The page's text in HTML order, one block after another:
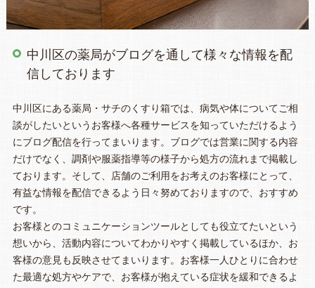
中川区の薬局がブログを通して様々な情報を配
信しております
中川区にある薬局・サチのくすり箱では、病気や体についてご相
談がしたいというお客様へ各種サービスを知っていただけるよう
にブログ配信を行ってまいります。ブログでは営業に関する内容
だけでなく、調剤や服薬指導等の様子から処方の流れまで掲載し
ております。そして、店舗のご利用をお考えのお客様にとって、
有益な情報を配信できるよう日々努めておりますので、おすすめ
です。
お客様とのコミュニケーションツールとしても役立てたいという
想いから、活動内容についてわかりやすく掲載しているほか、お
客様の意見も反映させてまいります。お客様一人ひとりに合わせ
た最適な処方やケアで、お客様が抱えている症状を緩和できるよ